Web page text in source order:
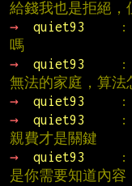
給錢我也是拒絕，
→
quiet93
:
嗎
→
quiet93
:
無法的家庭，算法
→
quiet93 :
→
quiet93
:
親費才是關鍵
→
quiet93
:
是你需要知道內容